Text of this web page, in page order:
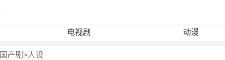
电视剧 动漫
国产剧 >人设